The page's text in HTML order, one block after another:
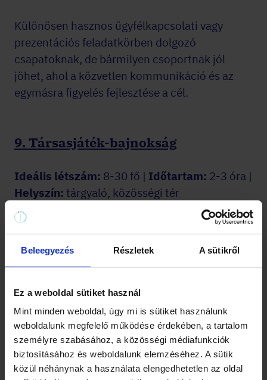
Beleegyezés Részletek A sütikről
Ez a weboldal sütiket használ
Mint minden weboldal, úgy mi is sütiket használunk
weboldalunk megfelelő működése érdekében, a tartalom
személyre szabásához, a közösségi médiafunkciók
biztosításához és weboldalunk elemzéséhez. A sütik
közül néhánynak a használata elengedhetetlen az oldal
Különösen hasznos ügyfélkapcsolati vagy
prezentációs feladatkörben dolgozó
csapatoknak, de bármilyen csoportnak jól
jöhet, ahol a közvetlen kommunikáció és az
egymásra figyelés fejlesztése a cél.
9. Társasjáték-bajnokság
Ideális létszám: 8-30 fő | Időtartam: 2-3 óra |
Helyszín: tárgyaló, közösségi tér
A modern társasjátékok, különösen a
kooperatív vagy csapatversenyző típusok,
meglepően jó csapatépítő eszközök. A
világot, a Mysteriumban közösen kell
értelmezni egy médium vízióit, a
Fedőnevekben pedig szavakon múlik, hogy a
csapat egy hullámhosszon van-e.
Szervezett bajnokság formátumban, több